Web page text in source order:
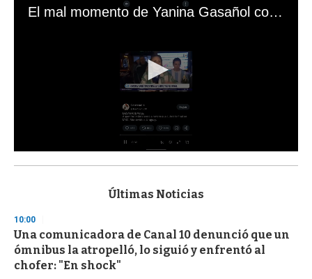
El mal momento de Yanina Gasañol con un hincha argentino en "Subrayado"
s
d
s
o
f
3
Últimas Noticias
10:00
Una comunicadora de Canal 10 denunció que un
ómnibus la atropelló, lo siguió y enfrentó al
chofer: "En shock"